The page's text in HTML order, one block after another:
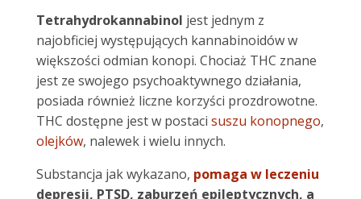
Tetrahydrokannabinol jest jednym z
najobficiej występujących kannabinoidów w
większości odmian konopi. Chociaż THC znane
jest ze swojego psychoaktywnego działania,
posiada również liczne korzyści prozdrowotne.
THC dostępne jest w postaci suszu konopnego,
olejków, nalewek i wielu innych.
Substancja jak wykazano, pomaga w leczeniu
depresji, PTSD, zaburzeń epileptycznych, a